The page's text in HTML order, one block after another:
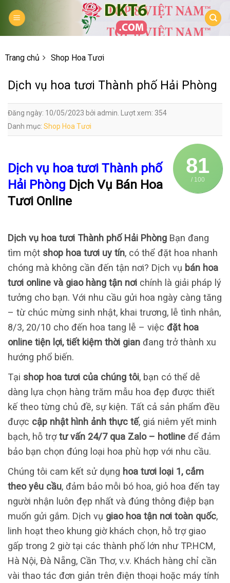
Trang chủ Shop Hoa Tươi
Dịch vụ hoa tươi Thành phố Hải Phòng
Đăng ngày: 10/05/2023 bởi admin. Lượt xem: 354
Danh mục: Shop Hoa Tươi
81
/ 100
Dịch vụ hoa tươi Thành phố
Hải Phòng Dịch Vụ Bán Hoa
Tươi Online
Dịch vụ hoa tươi Thành phố Hải Phòng Bạn đang
tìm một shop hoa tươi uy tín, có thể đặt hoa nhanh
chóng mà không cần đến tận nơi? Dịch vụ bán hoa
tươi online và giao hàng tận nơi chính là giải pháp lý
tưởng cho bạn. Với nhu cầu gửi hoa ngày càng tăng
– từ chúc mừng sinh nhật, khai trương, lễ tình nhân,
8/3, 20/10 cho đến hoa tang lễ – việc đặt hoa
online tiện lợi, tiết kiệm thời gian đang trở thành xu
hướng phổ biến.
Tại shop hoa tươi của chúng tôi, bạn có thể dễ
dàng lựa chọn hàng trăm mẫu hoa đẹp được thiết
kế theo từng chủ đề, sự kiện. Tất cả sản phẩm đều
được cập nhật hình ảnh thực tế, giá niêm yết minh
bạch, hỗ trợtư vấn 24/7 qua Zalo – hotline để đảm
bảo bạn chọn đúng loại hoa phù hợp với nhu cầu.
Chúng tôi cam kết sử dụng hoa tươi loại 1, cắm
theo yêu cầu, đảm bảo mỗi bó hoa, giỏ hoa đến tay
người nhận luôn đẹp nhất và đúng thông điệp bạn
muốn gửi gắm. Dịch vụ giao hoa tận nơi toàn quốc,
linh hoạt theo khung giờ khách chọn, hỗ trợ giao
gấp trong 2 giờ tại các thành phố lớn như TP.HCM,
Hà Nội, Đà Nẵng, Cần Thơ, v.v. Khách hàng chỉ cần
vài thao tác đơn giản trên điện thoại hoặc máy tính